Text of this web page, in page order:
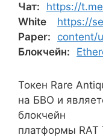
Чат:
https://
White
Paper:
https://
content/
Блокчейн:
Токен Rare
на БВО и
блокчейн
платформы RAT